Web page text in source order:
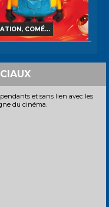
COMÉ...
Bande-annonce
et sans lien avec les
du cinéma.